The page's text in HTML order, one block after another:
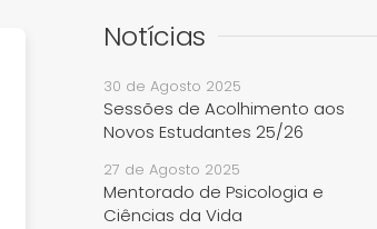
Notícias
30 de Agosto 2025
Sessões de Acolhimento aos
Novos Estudantes 25/26
27 de Agosto 2025
Mentorado de Psicologia e
Ciências da Vida